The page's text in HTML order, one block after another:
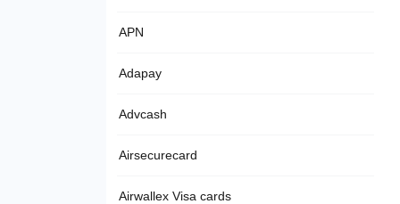
APN
Adapay
Advcash
Airsecurecard
Airwallex Visa cards